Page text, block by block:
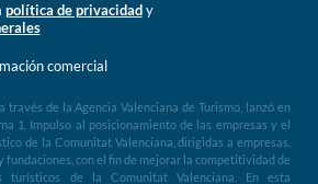
política de privacidady
comercial
través de la Agencia Valenciana de Turismo, lanzó en
1, Impulso al posicionamiento de las empresas y el
de la Comunitat Valenciana, dirigidas a empresas,
fundaciones, con el fin de mejorar la competitividad de
turísticos de la Comunitat Valenciana. En esta